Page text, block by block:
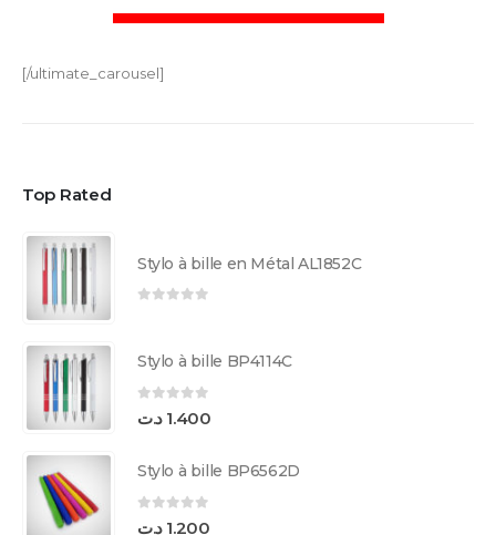
[/ultimate_carousel]
Top Rated
Stylo à bille en Métal AL1852C
Stylo à bille BP4114C
sur 51.400 د.ت
Stylo à bille BP6562D
1.200 د.ت